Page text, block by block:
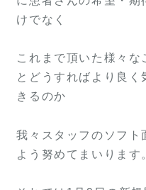
けでなく
これまで頂いた様々な
とどうすればより良
きるのか
我々スタッフのソフト
よう努めてまいります